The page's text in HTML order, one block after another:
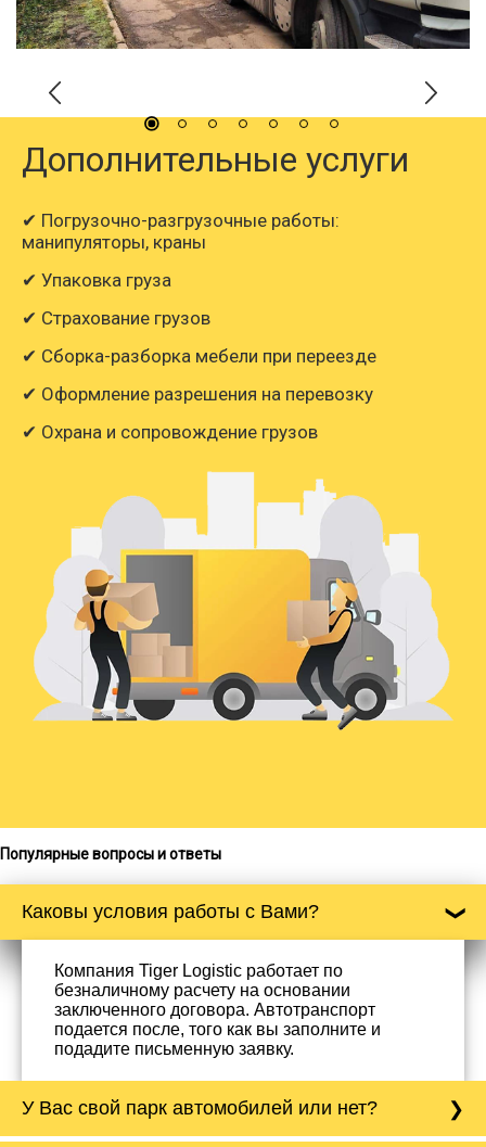
Дополнительные услуги
✔ Погрузочно-разгрузочные работы:
манипуляторы, краны
✔ Упаковка груза
✔ Страхование грузов
✔ Сборка-разборка мебели при переезде
✔ Оформление разрешения на перевозку
✔ Охрана и сопровождение грузов
Популярные вопросы и ответы
Каковы условия работы с Вами?
Компания Tiger Logistic работает по
безналичному расчету на основании
заключенного договора. Автотранспорт
подается после, того как вы заполните и
подадите письменную заявку.
У Вас свой парк автомобилей или нет?